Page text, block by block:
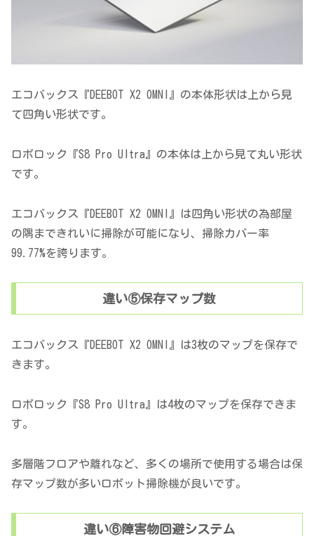
エコバックス『DEEBOT X2 OMNI』の本体形状は上から見
て四角い形状です。
ロボロック『S8 Pro Ultra』の本体は上から見て丸い形状
です。
エコバックス『DEEBOT X2 OMNI』は四角い形状の為部屋
の隅まできれいに掃除が可能になり、掃除カバー率
99.77%を誇ります。
違い⑤保存マップ数
エコバックス『DEEBOT X2 OMNI』は3枚のマップを保存で
きます。
ロボロック『S8 Pro Ultra』は4枚のマップを保存できま
す。
多層階フロアや離れなど、多くの場所で使用する場合は保
存マップ数が多いロボット掃除機が良いです。
違い⑥障害物回避システム